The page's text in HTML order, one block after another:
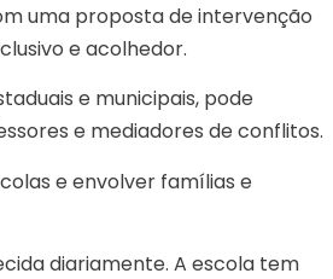
uma proposta de intervenção
e acolhedor.
e municipais, pode
e mediadores de conflitos.
e envolver famílias e
diariamente. A escola tem